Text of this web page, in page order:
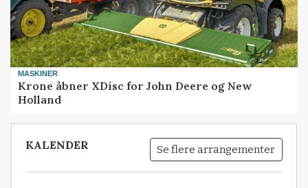
MASKINER
Krone åbner XDisc for John Deere og New
Holland
KALENDER Se flere arrangementer